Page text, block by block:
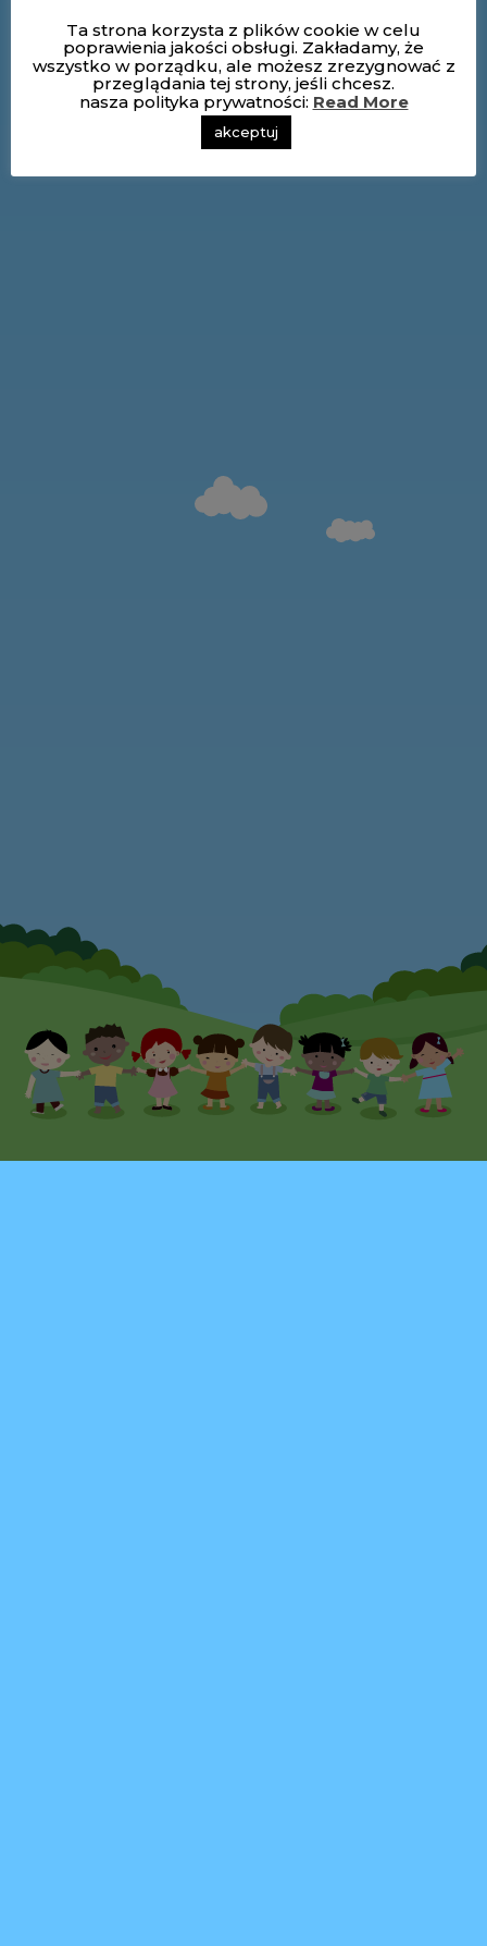
Ta strona korzysta z plików cookie w celu
poprawienia jakości obsługi. Zakładamy, że
wszystko w porządku, ale możesz zrezygnować z
przeglądania tej strony, jeśli chcesz.
nasza polityka prywatności: Read More
akceptuj